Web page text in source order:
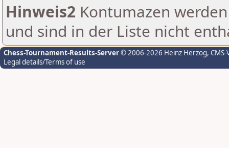
Hinweis2 Kontumazen
und sind in der Liste nicht
Chess-Tournament-Results-Server© 2006-2026 Heinz Herzog,
Legal details/Terms of use